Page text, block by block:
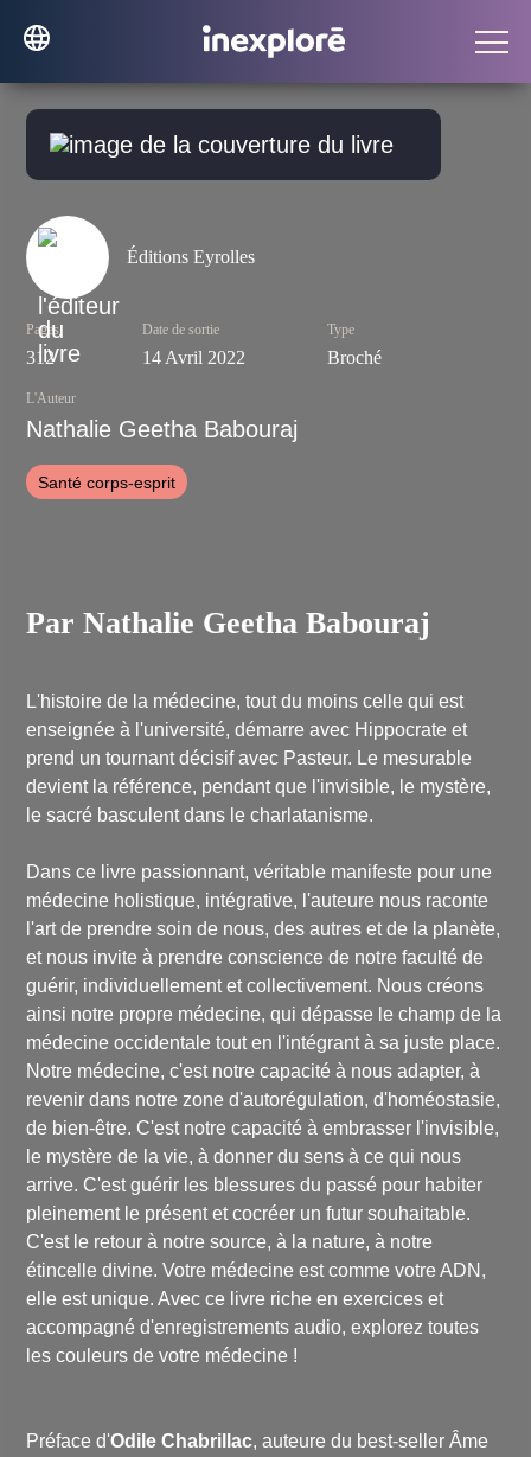
Éditions Eyrolles
Pages
312
Date de sortie
14 Avril 2022
Type
Broché
L'Auteur
Nathalie Geetha Babouraj
Santé corps-esprit
Par Nathalie Geetha Babouraj
L'histoire de la médecine, tout du moins celle qui est
enseignée à l'université, démarre avec Hippocrate et
prend un tournant décisif avec Pasteur. Le mesurable
devient la référence, pendant que l'invisible, le mystère,
le sacré basculent dans le charlatanisme.
Dans ce livre passionnant, véritable manifeste pour une
médecine holistique, intégrative, l'auteure nous raconte
l'art de prendre soin de nous, des autres et de la planète,
et nous invite à prendre conscience de notre faculté de
guérir, individuellement et collectivement. Nous créons
ainsi notre propre médecine, qui dépasse le champ de la
médecine occidentale tout en l'intégrant à sa juste place.
Notre médecine, c'est notre capacité à nous adapter, à
revenir dans notre zone d'autorégulation, d'homéostasie,
de bien-être. C'est notre capacité à embrasser l'invisible,
le mystère de la vie, à donner du sens à ce qui nous
arrive. C'est guérir les blessures du passé pour habiter
pleinement le présent et cocréer un futur souhaitable.
C'est le retour à notre source, à la nature, à notre
étincelle divine. Votre médecine est comme votre ADN,
elle est unique. Avec ce livre riche en exercices et
accompagné d'enregistrements audio, explorez toutes
les couleurs de votre médecine !
Préface d'Odile Chabrillac, auteure du best-sellerÂme